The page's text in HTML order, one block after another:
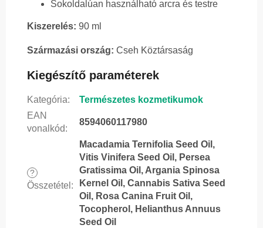
Sokoldalúan használható arcra és testre
Kiszerelés: 90 ml
Származási ország: Cseh Köztársaság
Kiegészítő paraméterek
Kategória:
Természetes kozmetikumok
EAN
vonalkód:
8594060117980
?
Összetétel :
Macadamia Ternifolia Seed Oil,
Vitis Vinifera Seed Oil, Persea
Gratissima Oil, Argania Spinosa
Kernel Oil, Cannabis Sativa Seed
Oil, Rosa Canina Fruit Oil,
Tocopherol, Helianthus Annuus
Seed Oil